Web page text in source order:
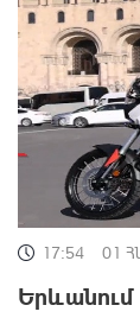
17:54 01
Երևանում